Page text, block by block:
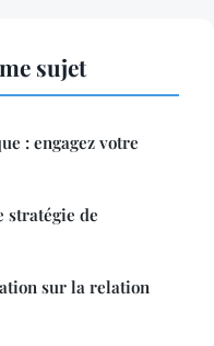
sujet
: engagez votre
stratégie de
sur la relation